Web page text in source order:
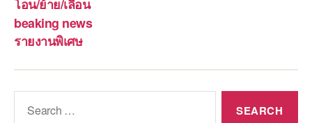
โอน/ย้าย/เลื่อน
beaking news
รายงานพิเศษ